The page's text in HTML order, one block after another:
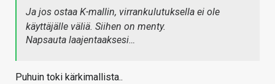
Ja jos ostaa K-mallin, virrankulutuksella ei ole
käyttäjälle väliä. Siihen on menty.
Napsauta laajentaaksesi…
Puhuin toki kärkimallista..